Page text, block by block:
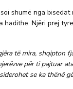
shumë nga
hadithe. Njëri prej
të mira, shqipton
për ti pajtuar
se ka thënë